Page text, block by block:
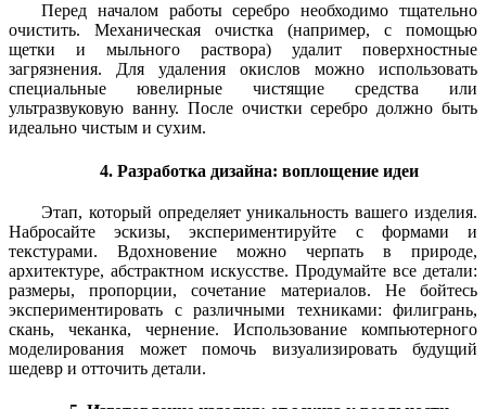
Перед началом работы серебро необходимо тщательно
очистить. Механическая очистка (например, с помощью
щетки и мыльного раствора) удалит поверхностные
загрязнения. Для удаления окислов можно использовать
специальные ювелирные чистящие средства или
ультразвуковую ванну. После очистки серебро должно быть
идеально чистым и сухим.
4. Разработка дизайна: воплощение идеи
Этап, который определяет уникальность вашего изделия.
Набросайте эскизы, экспериментируйте с формами и
текстурами. Вдохновение можно черпать в природе,
архитектуре, абстрактном искусстве. Продумайте все детали:
размеры, пропорции, сочетание материалов. Не бойтесь
экспериментировать с различными техниками: филигрань,
скань, чеканка, чернение. Использование компьютерного
моделирования может помочь визуализировать будущий
шедевр и отточить детали.